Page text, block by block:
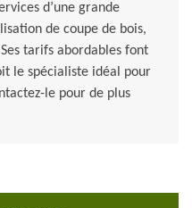
d’une grande
de coupe de bois,
tarifs abordables font
le spécialiste idéal pour
le pour de plus